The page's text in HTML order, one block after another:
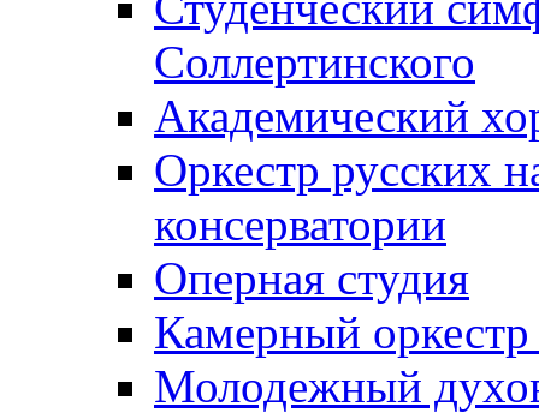
Соллертинского
Академический
Оркестр русских
консерватории
Оперная студия
Камерный оркестр
Молодежный